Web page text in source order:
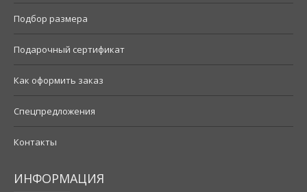
Подбор размера
Подарочный сертификат
Как оформить заказ
Спецпредложения
Контакты
ИНФОРМАЦИЯ